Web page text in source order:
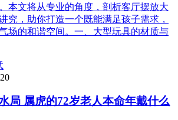
本文将从专业的角度，剖析客厅摆放大
究，助你打造一个既能满足孩子需求，
场的和谐空间。一、大型玩具的材质与
局 属虎的72岁老人本命年戴什么